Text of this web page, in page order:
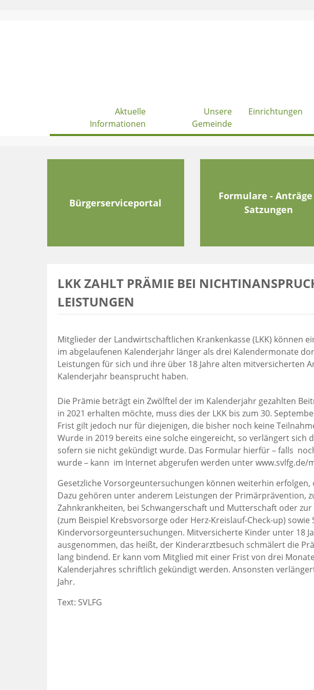
Aktuelle
Informationen
Unsere
Gemeinde
Einrichtungen
Bürgerserviceportal
Formulare - Anträge
Satzungen
LKK ZAHLT PRÄMIE BEI
LEISTUNGEN
Mitglieder der Landwirtschaftlichen Krankenkasse (LKK) können
im abgelaufenen Kalenderjahr länger als drei Kalendermonate
Leistungen für sich und ihre über 18 Jahre alten mitversicherten
Kalenderjahr beansprucht haben.
Die Prämie beträgt ein Zwölftel der im Kalenderjahr gezahlten
in 2021 erhalten möchte, muss dies der LKK bis zum 30.
Frist gilt jedoch nur für diejenigen, die bisher noch keine
Wurde in 2019 bereits eine solche eingereicht, so verlängert sich
sofern sie nicht gekündigt wurde. Das Formular hierfür – falls
wurde – kann im Internet abgerufen werden unter www.svlfg.de/
Gesetzliche Vorsorgeuntersuchungen können weiterhin erfolgen,
Dazu gehören unter anderem Leistungen der Primärprävention,
Zahnkrankheiten, bei Schwangerschaft und Mutterschaft oder
(zum Beispiel Krebsvorsorge oder Herz-Kreislauf-Check-up)
Kindervorsorgeuntersuchungen. Mitversicherte Kinder unter 18
ausgenommen, das heißt, der Kinderarztbesuch schmälert die
lang bindend. Er kann vom Mitglied mit einer Frist von drei
Kalenderjahres schriftlich gekündigt werden. Ansonsten
Jahr.
Text: SVLFG